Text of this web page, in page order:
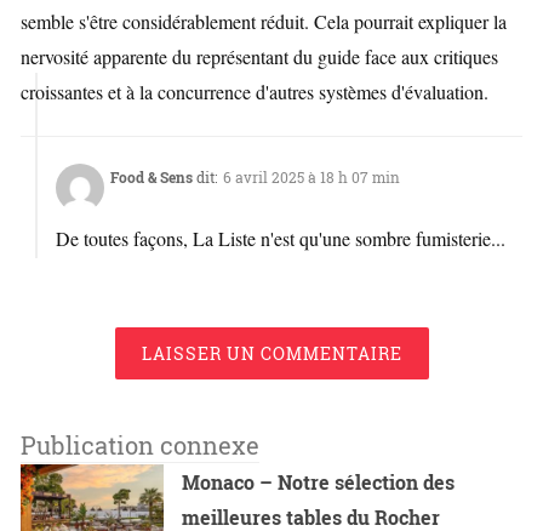
semble s'être considérablement réduit. Cela pourrait expliquer la
nervosité apparente du représentant du guide face aux critiques
croissantes et à la concurrence d'autres systèmes d'évaluation.
Food & Sens dit: 6 avril 2025 à 18 h 07 min
De toutes façons, La Liste n'est qu'une sombre fumisterie...
LAISSER UN COMMENTAIRE
Publication connexe
Monaco – Notre sélection des
meilleures tables du Rocher